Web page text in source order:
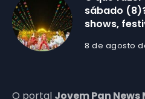
sábado
shows,
8 de agosto
O portal Jovem Pan News